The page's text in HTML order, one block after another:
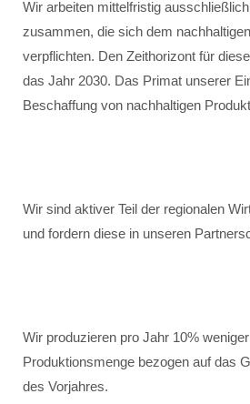
Wir arbeiten mittelfristig
zusammen, die sich dem
verpflichten. Den Zeithorizont für
das Jahr 2030. Das Primat unserer
Beschaffung von nachhaltigen
Wir sind aktiver Teil der regionalen
und fordern diese in unseren
Wir produzieren pro Jahr 10%
Produktionsmenge bezogen auf das
des Vorjahres.